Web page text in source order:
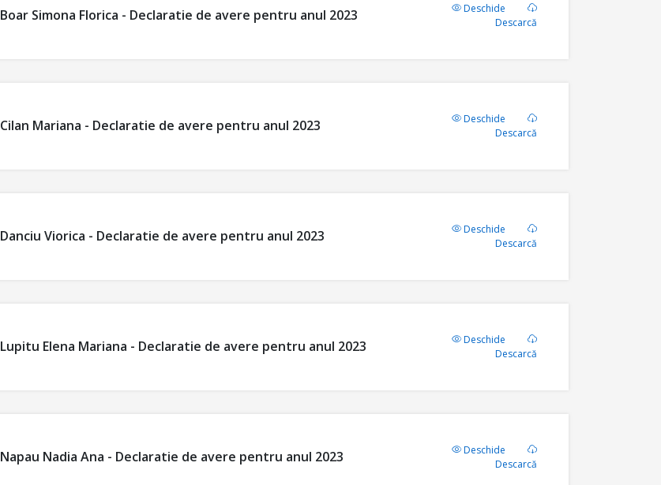
Boar Simona Florica - Declaratie de avere pentru anul 2023
Deschide
Descarcă
Cilan Mariana - Declaratie de avere pentru anul 2023
Deschide
Descarcă
Danciu Viorica - Declaratie de avere pentru anul 2023
Deschide
Descarcă
Lupitu Elena Mariana - Declaratie de avere pentru anul 2023
Deschide
Descarcă
Napau Nadia Ana - Declaratie de avere pentru anul 2023
Deschide
Descarcă